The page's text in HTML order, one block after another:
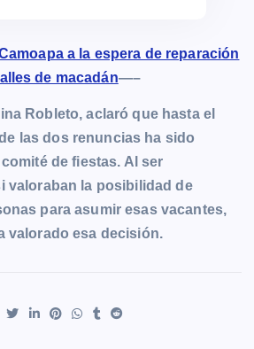
a la espera de reparación
de macadán—–
Robleto, aclaró que hasta el
las dos renuncias ha sido
de fiestas. Al ser
valoraban la posibilidad de
para asumir esas vacantes,
valorado esa decisión.